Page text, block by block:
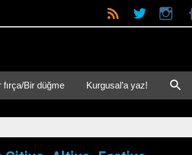
fırça/Bir düğme Kurgusal’a yaz!